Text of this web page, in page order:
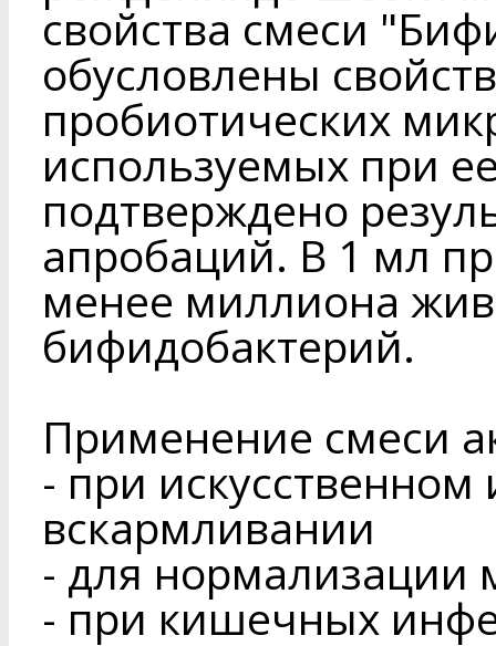
свойства смеси
обусловлены
пробиотических
используемых при
подтверждено
апробаций. В 1 мл
менее миллиона
бифидобактерий.
Применение смеси
- при
вскармливании
- для
- при кишечных